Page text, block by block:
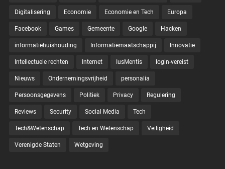
Digitalisering Economie Economie en Tech Europa
Facebook Games Gemeente Google Hacken
informatiehuishouding Informatiemaatschappij Innovatie
Intellectuele rechten Internet IusMentis login-vereist
Nieuws Ondernemingsvrijheid personalia
Persoonsgegevens Politiek Privacy Regulering
Reviews Security Social Media Tech
Tech&Wetenschap Tech en Wetenschap Veiligheid
Verenigde Staten Wetgeving